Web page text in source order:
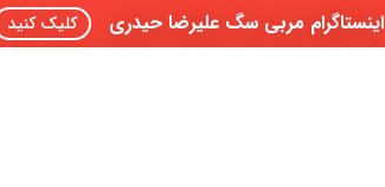
اینستاگرام مربی سگ علیرضا حیدری کلیک کنید